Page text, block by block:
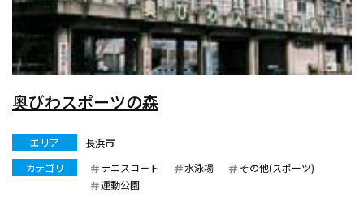
奥びわスポーツの森
エリア
長浜市
カテゴリ
テニスコート 水泳場
その他(スポーツ)
運動公園